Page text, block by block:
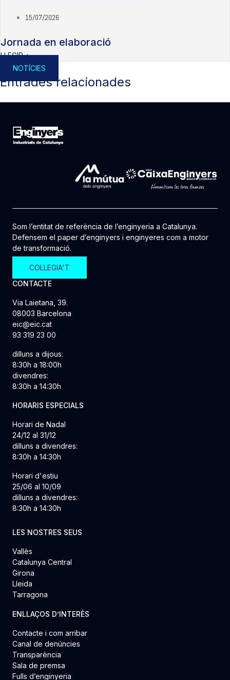
15/07/2026
Jornada en elaboració
LLEGIR +
NOTÍCIES
Entrades relacionades
Som l’entitat de referència de l’enginyeria a Catalunya.
Defensem el paper d’enginyers i enginyeres com a motor
de transformació.
COL·LEGIA'T
CONTACTE
Via Laietana, 39.
08003 Barcelona
eic@eic.cat
93 319 23 00
dilluns a dijous:
8:30h a 18:00h
divendres:
8:30h a 14:30h
HORARIS ESPECIALS
Horari de Nadal
24/12 al 31/12
dilluns a divendres:
8:30h a 14:30h
Horari d'estiu
25/06 al 10/09
dilluns a divendres:
8:30h a 14:30h
LES NOSTRES SEUS
Vallès
Catalunya Central
Girona
Lleida
Tarragona
ENLLAÇOS D’INTERÈS
Contacte i com arribar
Canal de denúncies
Transparència
Sala de premsa
Fulls d’enginyeria